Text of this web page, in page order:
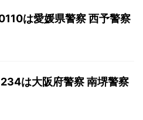
は愛媛県警察 西予警察
は大阪府警察 南堺警察